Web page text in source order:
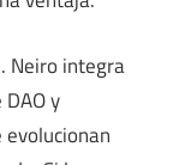
Neiro integra
y